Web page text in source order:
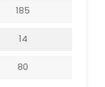
185
14
80